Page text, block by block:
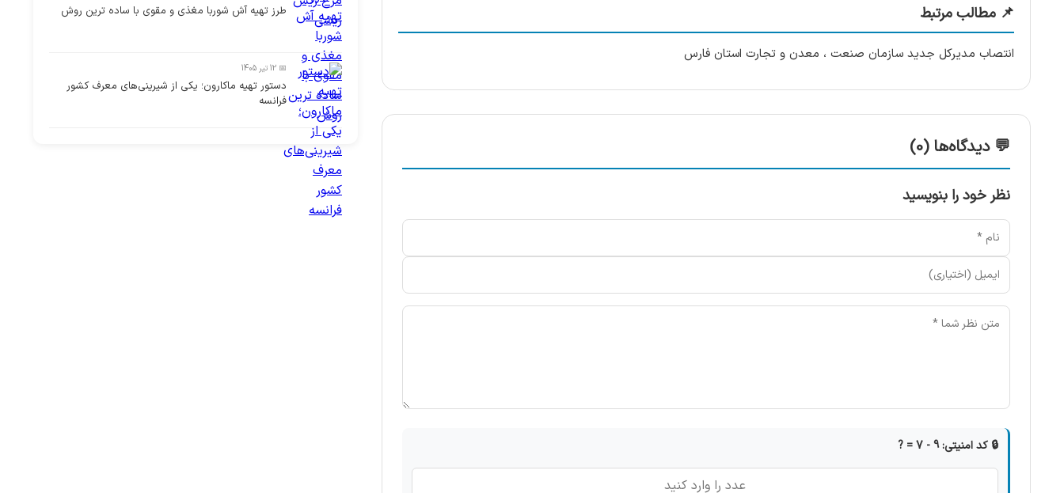
📌 مطالب مرتبط
انتصاب مدیرکل جدید سازمان صنعت ، معدن و تجارت استان فارس
💬 دیدگاه‌ها (0)
نظر خود را بنویسید
🔒 کد امنیتی: 9 - 7 = ?
طرز تهیه آش شوربا مغذی و مقوی با ساده ترین روش
📅 12 تیر 1405
دستور تهیه ماکارون؛ یکی از شیرینی‌های معرف کشور
فرانسه